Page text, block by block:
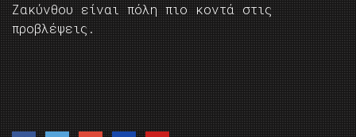
Ζακύνθου είναι πόλη πιο κοντά στις
προβλέψεις.